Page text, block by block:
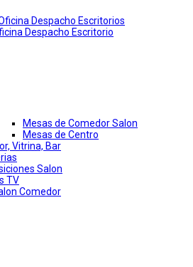
Despacho Escritorios
Despacho Escritorio
Mesas de Comedor Salon
Mesas de Centro
Vitrina, Bar
Salon
TV
Comedor